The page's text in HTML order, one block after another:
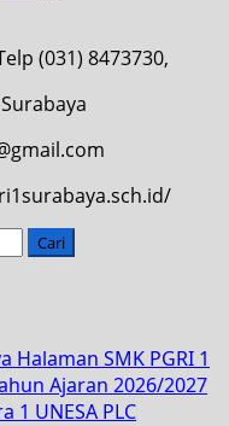
(031) 8473730,
Halaman SMK PGRI 1
Ajaran 2026/2027
1 UNESA PLC